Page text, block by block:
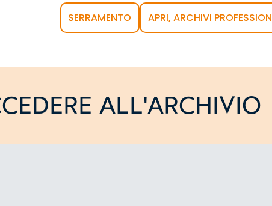
SERRAMENTO APRI, ARCHIVI
ALL'ARCHIVIO